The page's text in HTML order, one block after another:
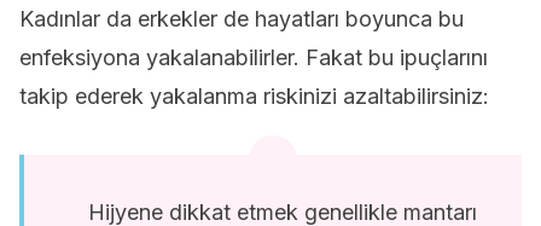
Kadınlar da erkekler de hayatları boyunca bu
enfeksiyona yakalanabilirler. Fakat bu ipuçlarını
takip ederek yakalanma riskinizi azaltabilirsiniz:
Hijyene dikkat etmek genellikle mantarı